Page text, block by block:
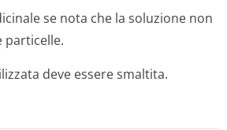
se nota che la soluzione non
particelle.
deve essere smaltita.